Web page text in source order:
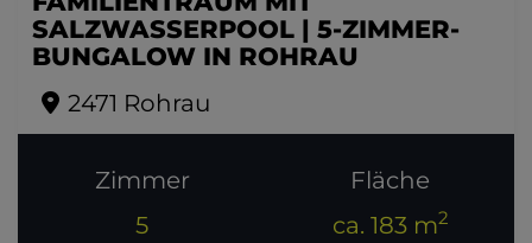
SALZWASSERPOOL | 5-ZIMMER-
BUNGALOW IN ROHRAU
2471 Rohrau
Zimmer
5
Fläche
ca. 183 m2